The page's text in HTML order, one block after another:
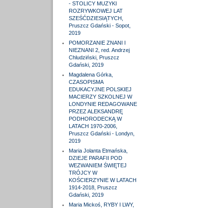
- STOLICY MUZYKI
ROZRYWKOWEJ LAT
SZEŚĆDZIESIĄTYCH,
Pruszcz Gdański - Sopot,
2019
POMORZANIE ZNANI I
NIEZNANI 2, red. Andrzej
Chludziński, Pruszcz
Gdański, 2019
Magdalena Górka,
CZASOPISMA
EDUKACYJNE POLSKIEJ
MACIERZY SZKOLNEJ W
LONDYNIE REDAGOWANE
PRZEZ ALEKSANDRĘ
PODHORODECKĄ W
LATACH 1970-2006,
Pruszcz Gdański - Londyn,
2019
Maria Jolanta Etmańska,
DZIEJE PARAFII POD
WEZWANIEM ŚWIĘTEJ
TRÓJCY W
KOŚCIERZYNIE W LATACH
1914-2018, Pruszcz
Gdański, 2019
Maria Mickoś, RYBY I LWY,